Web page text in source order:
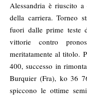
Alessandria è riuscito
della carriera. Torneo
fuori dalle prime teste
vittorie contro
meritatamente al titolo.
400, successo in
Burquier (Fra), ko 36
spiccono le ottime